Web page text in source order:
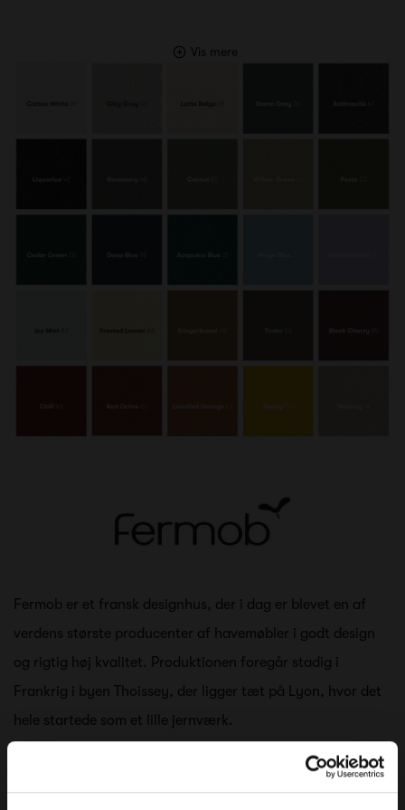
Vis mere
Fermob er et fransk designhus, der i dag er blevet en af
verdens største producenter af havemøbler i godt design
og rigtig høj kvalitet. Produktionen foregår stadig i
Frankrig i byen Thoissey, der ligger tæt på Lyon, hvor det
hele startede som et lille jernværk.
Fermob handler om kreativitet, design, teknik, håndværk